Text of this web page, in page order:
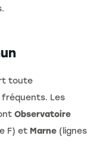
toute
fréquents. Les
Observatoire
F) et Marne (lignes